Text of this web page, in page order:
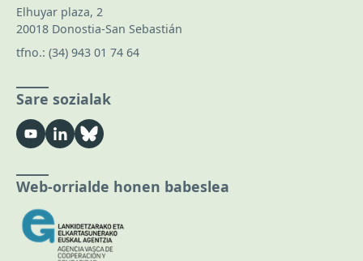
Elhuyar plaza, 2
20018 Donostia-San Sebastián
tfno.: (34) 943 01 74 64
Sare sozialak
Web-orrialde honen babeslea